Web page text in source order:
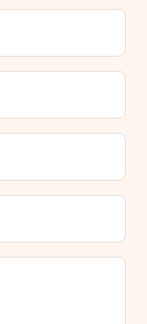
con il regalo. La
di conferma oppure
In questo
destinatario,